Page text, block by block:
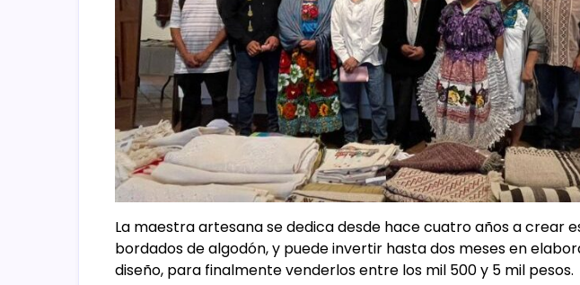
La maestra artesana se dedica desde hace cuatro años a crear
bordados de algodón, y puede invertir hasta dos meses en
diseño, para finalmente venderlos entre los mil 500 y 5 mil pesos.